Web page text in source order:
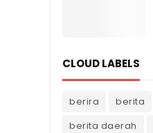
CLOUD LABELS
berira berita
berita daerah